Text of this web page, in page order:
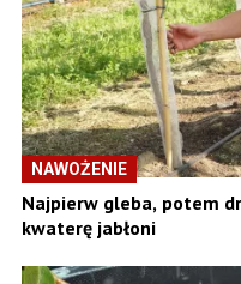
NAWOŻENIE
Najpierw gleba, potem
kwaterę jabłoni